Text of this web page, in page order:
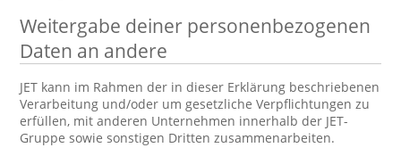
Weitergabe deiner personenbezogenen
Daten an andere
JET kann im Rahmen der in dieser Erklärung beschriebenen
Verarbeitung und/oder um gesetzliche Verpflichtungen zu
erfüllen, mit anderen Unternehmen innerhalb der JET-
Gruppe sowie sonstigen Dritten zusammenarbeiten.